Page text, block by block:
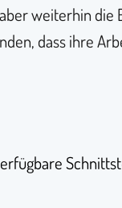
weiterhin
dass ihre